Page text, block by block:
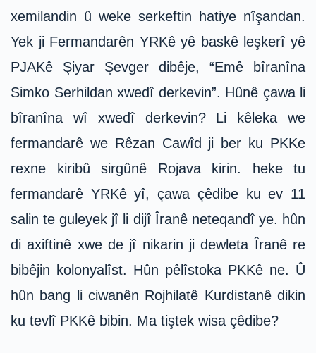
xemilandin û weke serkeftin hatiye nîşandan.
Yek ji Fermandarên YRKê yê baskê leşkerî yê
PJAKê Şiyar Şevger dibêje, “Emê bîranîna
Simko Serhildan xwedî derkevin”. Hûnê çawa li
bîranîna wî xwedî derkevin? Li kêleka we
fermandarê we Rêzan Cawîd ji ber ku PKKe
rexne kiribû sirgûnê Rojava kirin. heke tu
fermandarê YRKê yî, çawa çêdibe ku ev 11
salin te guleyek jî li dijî Îranê neteqandî ye. hûn
di axiftinê xwe de jî nikarin ji dewleta Îranê re
bibêjin kolonyalîst. Hûn pêlîstoka PKKê ne. Û
hûn bang li ciwanên Rojhilatê Kurdistanê dikin
ku tevlî PKKê bibin. Ma tiştek wisa çêdibe?